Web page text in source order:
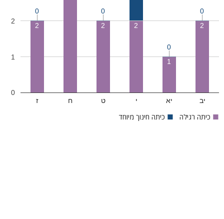
ז ח ט י יא יב
0
1
2
2 2 2
1
2
0 0
0
0
■ כיתה רגילה ■ כיתה חינוך מיוחד